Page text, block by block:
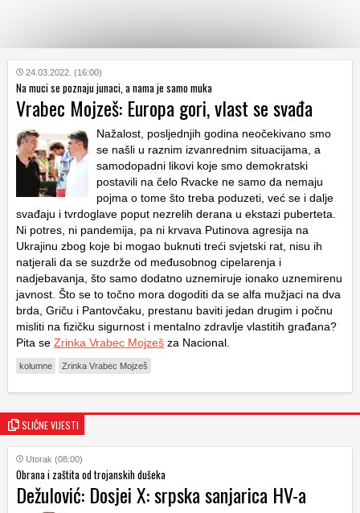
KATEGORIJE
HRVATSKI
24.03.2022. (16:00)
Na muci se poznaju junaci, a nama je samo muka
Vrabec Mojzeš: Europa gori, vlast se svađa
Nažalost, posljednjih godina neočekivano smo
se našli u raznim izvanrednim situacijama, a
samodopadni likovi koje smo demokratski
postavili na čelo Rvacke ne samo da nemaju
pojma o tome što treba poduzeti, već se i dalje
svađaju i tvrdoglave poput nezrelih derana u ekstazi puberteta.
Ni potres, ni pandemija, pa ni krvava Putinova agresija na
Ukrajinu zbog koje bi mogao buknuti treći svjetski rat, nisu ih
natjerali da se suzdrže od međusobnog cipelarenja i
nadjebavanja, što samo dodatno uznemiruje ionako uznemirenu
javnost. Što se to točno mora dogoditi da se alfa mužjaci na dva
brda, Griču i Pantovčaku, prestanu baviti jedan drugim i počnu
misliti na fizičku sigurnost i mentalno zdravlje vlastitih građana?
Pita se Zrinka Vrabec Mojzeš za Nacional.
kolumne Zrinka Vrabec Mojzeš
SLIČNE VIJESTI
Utorak (08:00)
Obrana i zaštita od trojanskih dušeka
Dežulović: Dosjei X: srpska sanjarica HV-a